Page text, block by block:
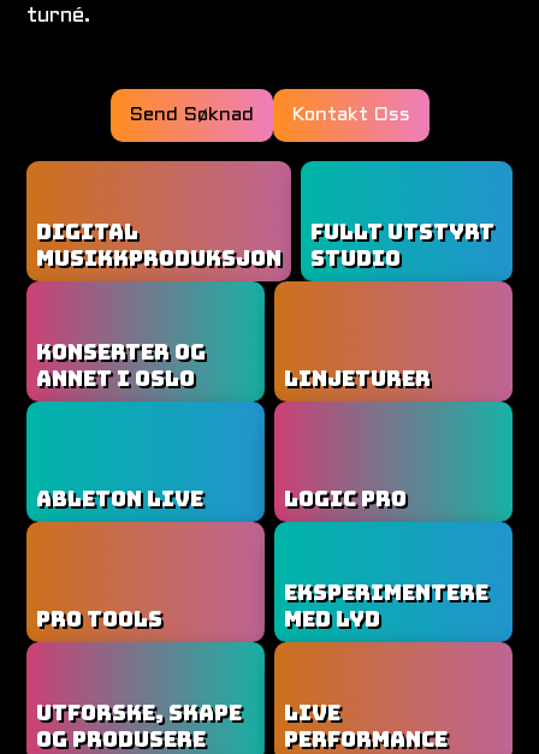
turné.
Send Søknad Kontakt Oss
DIGITAL
MUSIKKPRODUKSJON
FULLT UTSTYRT
STUDIO
KONSERTER OG
ANNET I OSLO
LINJETURER
ABLETON LIVE LOGIC PRO
PRO TOOLS
EKSPERIMENTERE
MED LYD
UTFORSKE, SKAPE
OG PRODUSERE
LIVE
PERFORMANCE